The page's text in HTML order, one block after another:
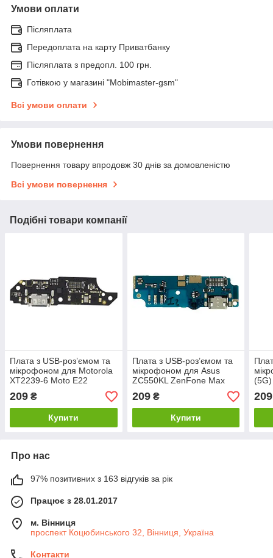
Умови оплати
Післяплата
Передоплата на карту Приватбанку
Післяплата з предопл. 100 грн.
Готівкою у магазині "Mobimaster-gsm"
Всі умови оплати
Умови повернення
Повернення товару впродовж 30 днів за домовленістю
Всі умови повернення
Подібні товари компанії
Плата з USB-роз’ємом та
мікрофоном для Motorola
XT2239-6 Moto E22
209 ₴
Купити
Плата з USB-роз’ємом та
мікрофоном для Asus
ZC550KL ZenFone Max
(version B)
209₴
Купити
(5G)
209
Про нас
97% позитивних з 163 відгуків за рік
Працює з 28.01.2017
м. Вінниця
проспект Коцюбинського 32, Вінниця, Україна
Контакти